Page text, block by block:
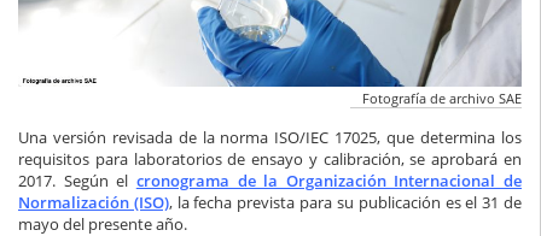
Fotografía de archivo SAE
Una versión revisada de la norma ISO/IEC 17025, que determina los
requisitos para laboratorios de ensayo y calibración, se aprobará en
2017. Según el cronograma de la Organización Internacional de
Normalización (ISO), la fecha prevista para su publicación es el 31 de
mayo del presente año.